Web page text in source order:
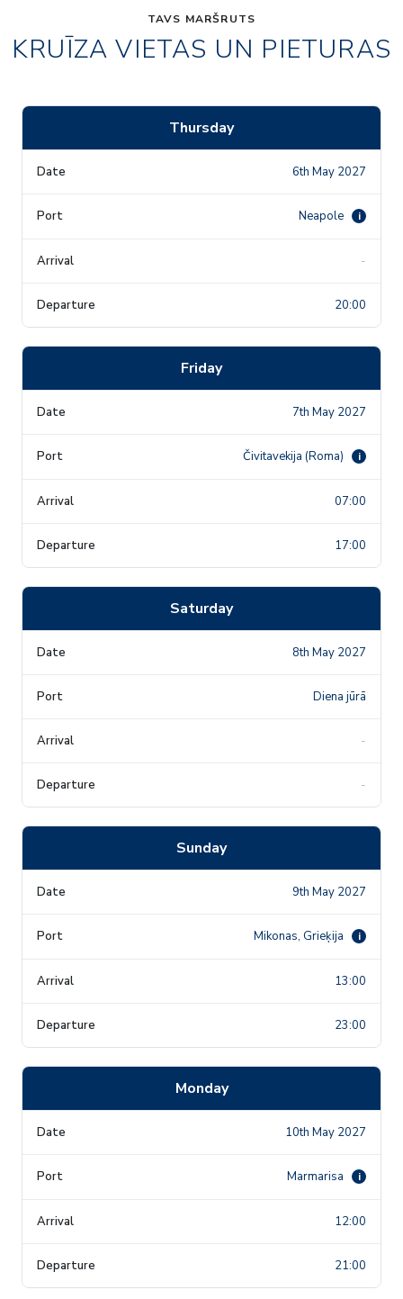
TAVS MARŠRUTS
KRUĪZA VIETAS UN PIETURAS
Thursday
6th May 2027
Neapole i
-
20:00
Friday
7th May 2027
Čivitavekija (Roma) i
07:00
17:00
Saturday
8th May 2027
Diena jūrā
-
-
Sunday
9th May 2027
Mikonas, Grieķija i
13:00
23:00
Monday
10th May 2027
Marmarisa i
12:00
21:00